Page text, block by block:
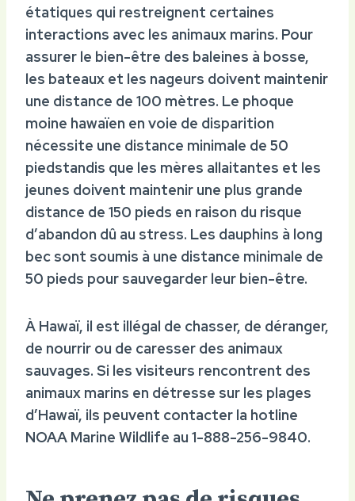
étatiques qui restreignent certaines
interactions avec les animaux marins. Pour
assurer le bien-être des baleines à bosse,
les bateaux et les nageurs doivent maintenir
une distance de 100 mètres. Le phoque
moine hawaïen en voie de disparition
nécessite une distance minimale de 50
piedstandis que les mères allaitantes et les
jeunes doivent maintenir une plus grande
distance de 150 pieds en raison du risque
d’abandon dû au stress. Les dauphins à long
bec sont soumis à une distance minimale de
50 pieds pour sauvegarder leur bien-être.
À Hawaï, il est illégal de chasser, de déranger,
de nourrir ou de caresser des animaux
sauvages. Si les visiteurs rencontrent des
animaux marins en détresse sur les plages
d’Hawaï, ils peuvent contacter la hotline
NOAA Marine Wildlife au 1-888-256-9840.